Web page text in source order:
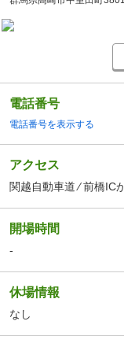
電話番号
電話番号を表示する
アクセス
関越自動車道 ⁄ 前橋IC
開場時間
-
休場情報
なし